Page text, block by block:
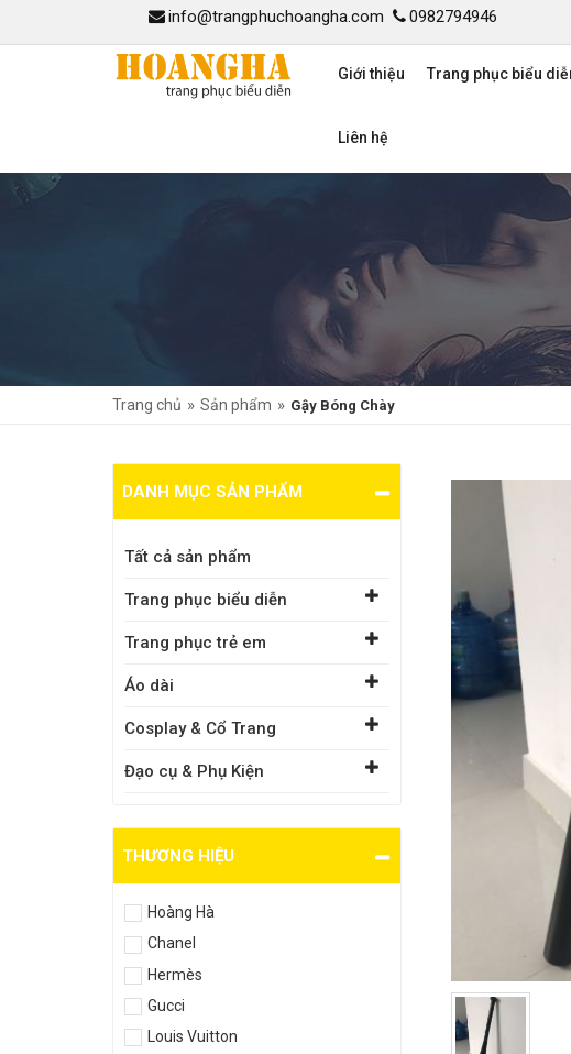
info@trangphuchoangha.com 0982794946
Giới thiệu Trang phục biểu
Liên hệ
Trang chủ » Sản phẩm » Gậy Bóng Chày
DANH MỤC SẢN PHẨM
Tất cả sản phẩm
Trang phục biểu diễn
Trang phục trẻ em
Áo dài
Cosplay & Cổ Trang
Đạo cụ & Phụ Kiện
THƯƠNG HIỆU
Hoàng Hà
Chanel
Hermès
Gucci
Louis Vuitton